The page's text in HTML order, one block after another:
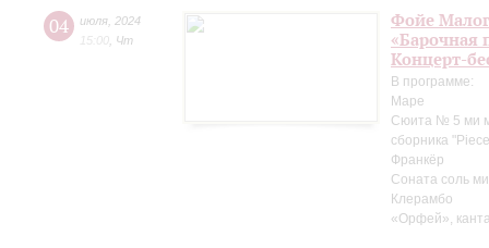
04 июля 2024
15:00 Чт
Фойе
«Барочная
Концерт-
В программе:
Маре
Сюита № 5 ми
сборника
Франкёр
Соната соль
Клерамбо
«Орфей»,